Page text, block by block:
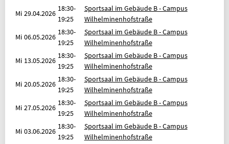
Mi 29.04.2026
18:30-
19:25
Sportsaal im Gebäude B - Campus
Wilhelminenhofstraße
Mi 06.05.2026
18:30-
19:25
Sportsaal im Gebäude B - Campus
Wilhelminenhofstraße
Mi 13.05.2026
18:30-
19:25
Sportsaal im Gebäude B - Campus
Wilhelminenhofstraße
Mi 20.05.2026
18:30-
19:25
Sportsaal im Gebäude B - Campus
Wilhelminenhofstraße
Mi 27.05.2026
18:30-
19:25
Sportsaal im Gebäude B - Campus
Wilhelminenhofstraße
Mi 03.06.2026
18:30-
19:25
Sportsaal im Gebäude B - Campus
Wilhelminenhofstraße
ALLGEMEINER DEUTSCHER
HOCHSCHULSPORTVERBAND
INFORMATION IN ENGLISCH
REFUND REQUEST FORM [XLSX]
OVERVIEW OF FEES
FAQ (FREQUENTLY ASKED QUESTIONS)
BELIEBTE SEITEN
SPORTKURSE NACH ALPHABET